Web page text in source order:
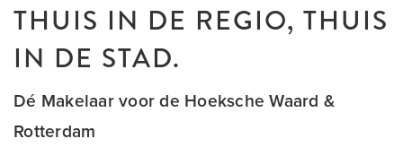
THUIS IN DE REGIO, THUIS
IN DE STAD.
Dé Makelaar voor de Hoeksche Waard &
Rotterdam